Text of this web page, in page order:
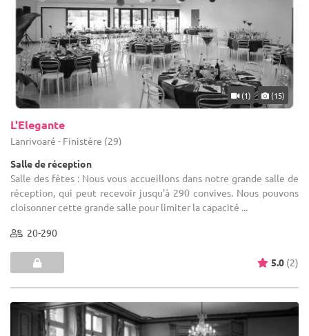
(1) (15)
L'Elegante
Lanrivoaré - Finistère (29)
Salle de réception
Salle des fêtes : Nous vous accueillons dans notre grande salle de
réception, qui peut recevoir jusqu'à 290 convives. Nous pouvons
cloisonner cette grande salle pour limiter la capacité ...
20-290
5.0 (2)